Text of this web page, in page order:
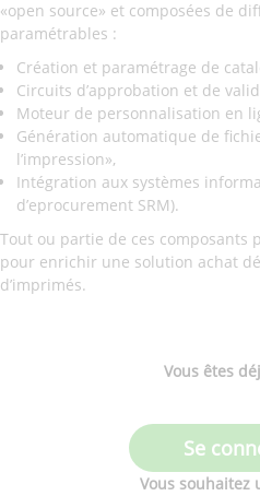
«open source» et composées de
paramétrables :
Création et paramétrage de
Circuits d’approbation et de
Moteur de personnalisation en
Génération automatique de
l’impression»,
Intégration aux systèmes
d’eprocurement SRM).
Tout ou partie de ces composants
pour enrichir une solution achat
d’imprimés.
Vous êtes
Se
Vous souhaitez